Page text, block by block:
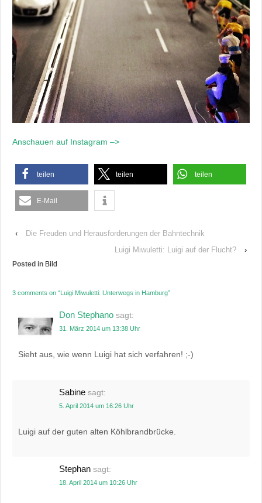
Anschauen auf Instagram –>
teilen teilen teilen
E-Mail
‹
Die Freuden und Herausforderungen der Bahntechnik
Luigi Miwuletti: Luigi auf der Flucht?
›
Posted in Bild
3 comments on “Luigi Miwuletti: Unterwegs in Hamburg”
Don Stephano sagt:
31. März 2014 um 13:38 Uhr
Sieht aus, wie wenn Luigi hat sich verfahren! ;-)
Sabine sagt:
5. April 2014 um 16:26 Uhr
Luigi auf der guten alten Köhlbrandbrücke.
Stephan sagt:
18. April 2014 um 10:26 Uhr